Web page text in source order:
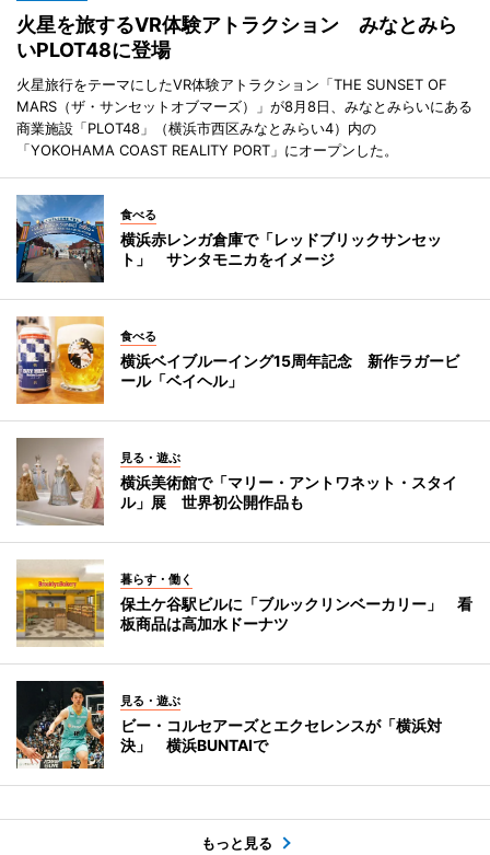
火星を旅するVR体験アトラクション みなとみら
いPLOT48に登場
火星旅行をテーマにしたVR体験アトラクション「THE SUNSET OF
MARS（ザ・サンセットオブマーズ）」が8月8日、みなとみらいにある
商業施設「PLOT48」（横浜市西区みなとみらい4）内の
「YOKOHAMA COAST REALITY PORT」にオープンした。
食べる
横浜赤レンガ倉庫で「レッドブリックサンセッ
ト」 サンタモニカをイメージ
食べる
横浜ベイブルーイング15周年記念 新作ラガービ
ール「ベイヘル」
見る・遊ぶ
横浜美術館で「マリー・アントワネット・スタイ
ル」展 世界初公開作品も
暮らす・働く
保土ケ谷駅ビルに「ブルックリンベーカリー」 看
板商品は高加水ドーナツ
見る・遊ぶ
ビー・コルセアーズとエクセレンスが「横浜対
決」 横浜BUNTAIで
もっと見る